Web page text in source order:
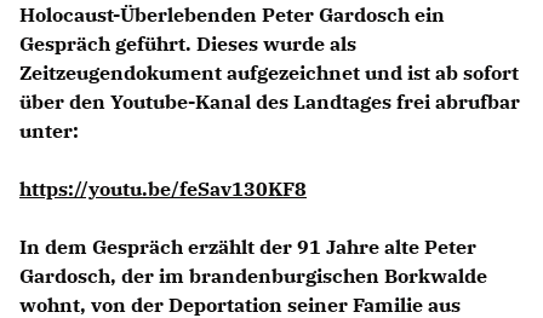
Holocaust-Überlebenden Peter Gardosch ein
Gespräch geführt. Dieses wurde als
Zeitzeugendokument aufgezeichnet und ist ab sofort
über den Youtube-Kanal des Landtages frei abrufbar
unter:
https://youtu.be/feSav130KF8
In dem Gespräch erzählt der 91 Jahre alte Peter
Gardosch, der im brandenburgischen Borkwalde
wohnt, von der Deportation seiner Familie aus